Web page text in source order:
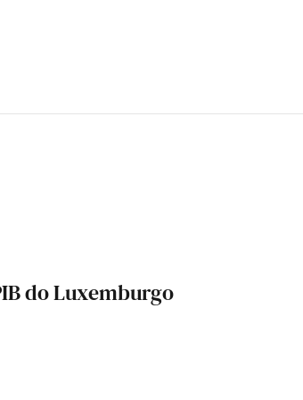
do Luxemburgo